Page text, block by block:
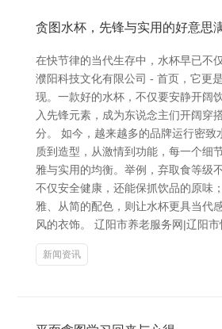
贪图水杯，先锋与实用的好意思
在快节律的当代生存中，水杯早已不
濮阳科技文化有限公司 - 首页，它更
现。一款好的水杯，不仅要安静开阔
入先锋元素，成为东说念主们开阔穿
分。 如今，越来越多的品牌运行密致
质到造型，从激情到功能，每一个细
雅与实用的均衡。举例，弃取食等级
不仅安全健康，还能保抓饮品的原味
雅、从简的配色，则让水杯更具当代
风的衣饰。 辽阳市养老服务网|辽阳
新闻资讯